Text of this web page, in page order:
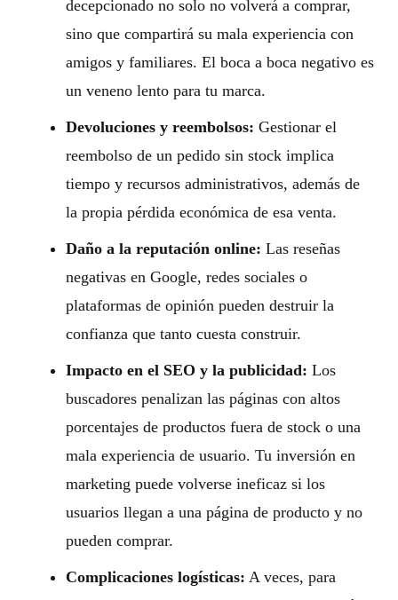
decepcionado no solo no volverá a comprar,
sino que compartirá su mala experiencia con
amigos y familiares. El boca a boca negativo es
un veneno lento para tu marca.
Devoluciones y reembolsos: Gestionar el
reembolso de un pedido sin stock implica
tiempo y recursos administrativos, además de
la propia pérdida económica de esa venta.
Daño a la reputación online: Las reseñas
negativas en Google, redes sociales o
plataformas de opinión pueden destruir la
confianza que tanto cuesta construir.
Impacto en el SEO y la publicidad: Los
buscadores penalizan las páginas con altos
porcentajes de productos fuera de stock o una
mala experiencia de usuario. Tu inversión en
marketing puede volverse ineficaz si los
usuarios llegan a una página de producto y no
pueden comprar.
Complicaciones logísticas: A veces, para